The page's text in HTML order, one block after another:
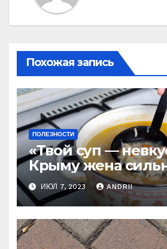
Похожая запись
ПОЛЕЗНОСТИ
«Твой суп —
Крыму жена
наказала мужа за
нелестный отзыв
стряпне
ИЮЛ 7, 2023 ANDRII